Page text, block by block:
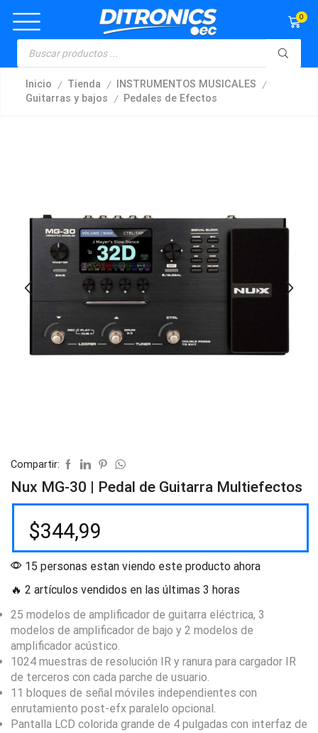
0
Inicio / Tienda / INSTRUMENTOS MUSICALES /
Guitarras y bajos / Pedales de Efectos
Compartir:
Nux MG-30 | Pedal de Guitarra Multiefectos
$344,99
15 personas estan viendo este producto ahora
🔥 2 artículos vendidos en las últimas 3 horas
25 modelos de amplificador de guitarra eléctrica, 3
modelos de amplificador de bajo y 2 modelos de
amplificador acústico.
1024 muestras de resolución IR y ranura para cargador IR
de terceros con cada parche de usuario.
11 bloques de señal móviles independientes con
enrutamiento post-efx paralelo opcional.
Pantalla LCD colorida grande de 4 pulgadas con interfaz de